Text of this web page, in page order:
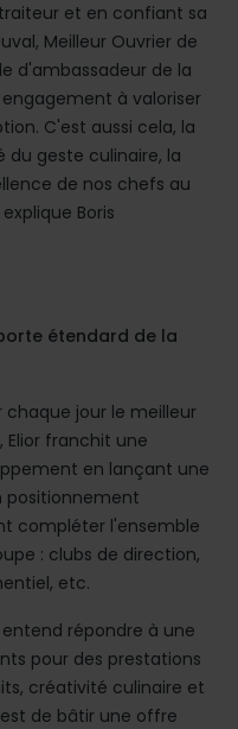
et en confiant sa
Meilleur Ouvrier de
d'ambassadeur de la
à valoriser
C'est aussi cela, la
du geste culinaire, la
de nos chefs au
Boris
étendard de la
chaque jour le meilleur
Elior franchit une
en lançant une
positionnement
compléter l'ensemble
: clubs de direction,
etc.
répondre à une
pour des prestations
créativité culinaire et
de bâtir une offre